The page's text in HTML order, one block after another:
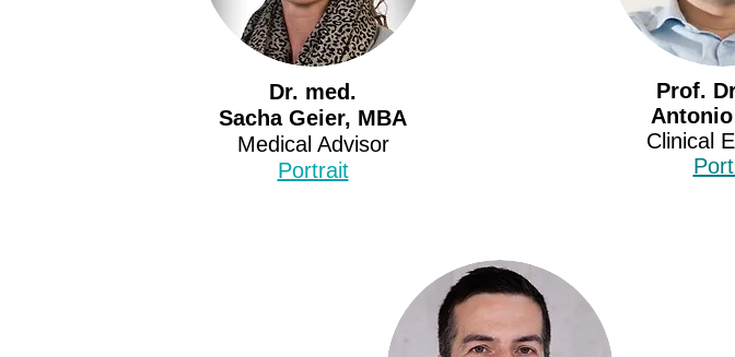
Dr. med.
Sacha Geier, MBA
Medical Advisor
Portrait
Prof.
Clinical